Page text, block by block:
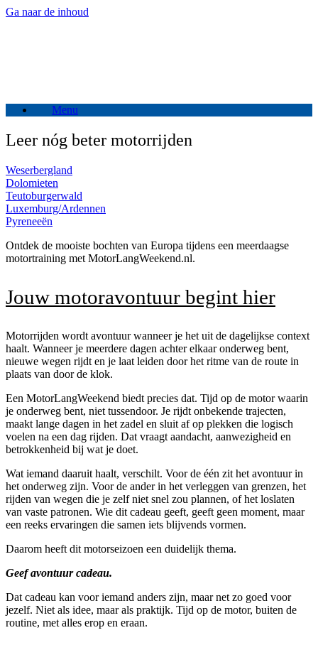
Ga naar de inhoud
Menu
Leer nóg beter motorrijden
Weserbergland
Dolomieten
Teutoburgerwald
Luxemburg/Ardennen
Pyreneeën
Ontdek de mooiste bochten van Europa tijdens een meerdaagse
motortraining met MotorLangWeekend.nl.
Jouw motoravontuur begint hier
Motorrijden wordt avontuur wanneer je het uit de dagelijkse context
haalt. Wanneer je meerdere dagen achter elkaar onderweg bent,
nieuwe wegen rijdt en je laat leiden door het ritme van de route in
plaats van door de klok.
Een MotorLangWeekend biedt precies dat. Tijd op de motor waarin
je onderweg bent, niet tussendoor. Je rijdt onbekende trajecten,
maakt lange dagen in het zadel en sluit af op plekken die logisch
voelen na een dag rijden. Dat vraagt aandacht, aanwezigheid en
betrokkenheid bij wat je doet.
Wat iemand daaruit haalt, verschilt. Voor de één zit het avontuur in
het onderweg zijn. Voor de ander in het verleggen van grenzen, het
rijden van wegen die je zelf niet snel zou plannen, of het loslaten
van vaste patronen. Wie dit cadeau geeft, geeft geen moment, maar
een reeks ervaringen die samen iets blijvends vormen.
Daarom heeft dit motorseizoen een duidelijk thema.
Geef avontuur cadeau.
Dat cadeau kan voor iemand anders zijn, maar net zo goed voor
jezelf. Niet als idee, maar als praktijk. Tijd op de motor, buiten de
routine, met alles erop en eraan.